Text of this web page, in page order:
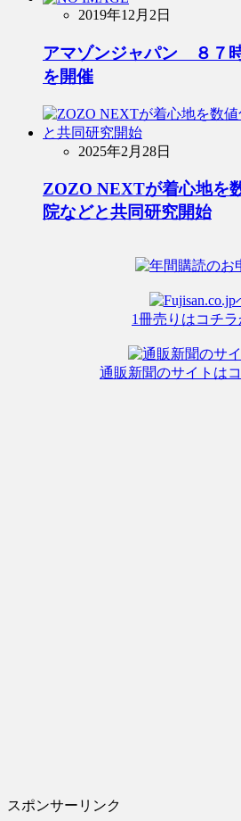
2019年12月2日
アマゾンジャパン ８７
を開催
2025年2月28日
ZOZO NEXTが着心地を
院などと共同研究開始
1冊売りはコチラ
通販新聞のサイトは
スポンサーリンク